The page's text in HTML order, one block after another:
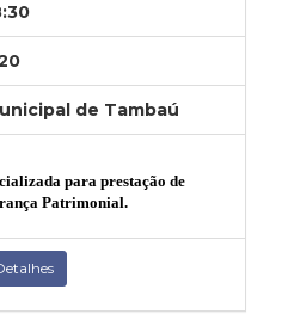
de Tambaú
para prestação de
Patrimonial.